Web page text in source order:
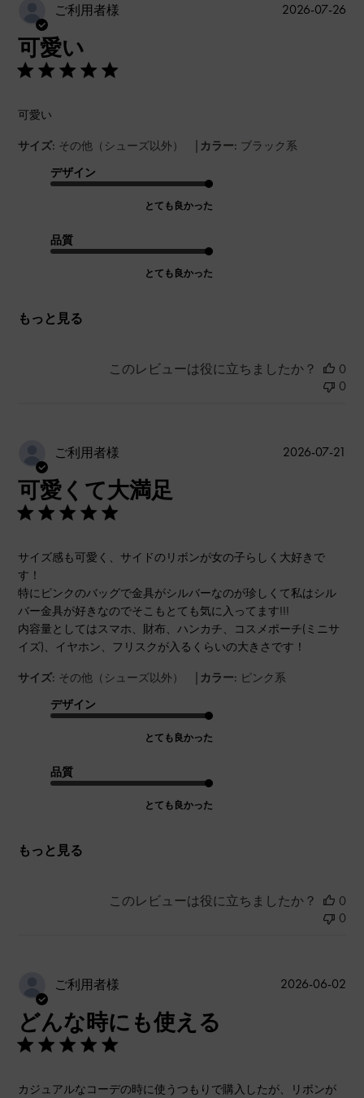
ご利用者様
可愛い
可愛い
サイズ: その他（シューズ以外） | カラー: ブラック系
デザイン
とても良かった
品質
とても良かった
もっと見る
公
2026-07-26
このレビューは役に立ちましたか？
0
0
ご利用者様
可愛くて大満足
サイズ感も可愛く、サイドのリボンが女の子らしく大好きで
す！
特にピンクのバッグで金具がシルバーなのが珍しくて私はシル
バー金具が好きなのでそこもとても気に入ってます!!!
内容量としてはスマホ、財布、ハンカチ、コスメポーチ(ミニサ
イズ)、イヤホン、フリスクが入るくらいの大きさです！
サイズ: その他（シューズ以外） | カラー: ピンク系
デザイン
とても良かった
品質
とても良かった
もっと見る
2026-07-21
このレビューは役に立ちましたか？
0
0
ご利用者様
どんな時にも使える
カジュアルなコーデの時に使うつもりで購入したが、リボンが
公
2026-06-02